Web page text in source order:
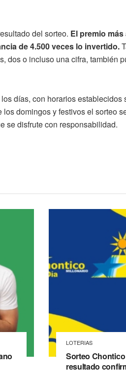
del sorteo. El premio
de 4.500 veces lo invertido.
dos o incluso una cifra, también
días, con horarios
domingos y festivos el sorteo
se disfrute con responsabilidad.
LOTERIAS
Sorteo
resultado